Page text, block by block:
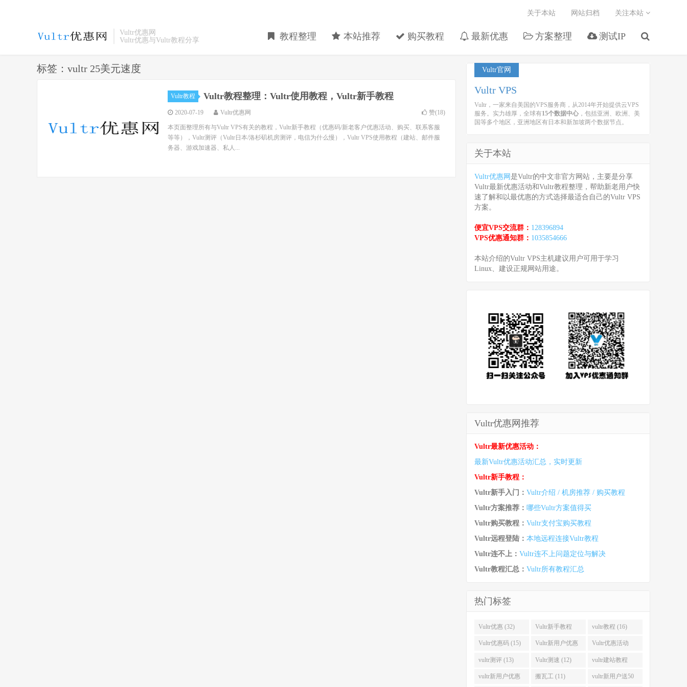
Vultr优惠网
Vultr优惠与Vultr教程分享
教程整理 本站推荐 购买教程 最新优惠 方案整理 测试IP
关于本站 网站归档 关注本站
标签：vultr 25美元速度
Vultr教程 Vultr教程整理：Vultr使用教程，Vultr新手教程
2020-07-19 Vultr优惠网 赞(18)
本页面整理所有与Vultr VPS有关的教程，Vultr新手教程（优惠码/新老客户优惠活动、购买、联系客服
等等），Vultr测评（Vultr日本/洛杉矶机房测评，电信为什么慢），Vultr VPS使用教程（建站、邮件服
务器、游戏加速器、私人...
Vultr官网
Vultr VPS
Vultr，一家来自美国的VPS服务商，从2014年开始提供云VPS
服务。实力雄厚，全球有15个数据中心 ，包括亚洲、欧洲、美
国等多个地区，亚洲地区有日本和新加坡两个数据节点。
关于本站
Vultr优惠网 是Vultr的中文非官方网站，主要是分享
Vultr最新优惠活动和Vultr教程整理，帮助新老用户快
速了解和以最优惠的方式选择最适合自己的Vultr VPS
方案。
便宜VPS交流群： 128396894
VPS优惠通知群： 1035854666
本站介绍的Vultr VPS主机建议用户可用于学习
Linux、建设正规网站用途。
Vultr优惠网推荐
Vultr最新优惠活动：
最新Vultr优惠活动汇总，实时更新
Vultr新手教程：
Vultr新手入门： Vultr介绍 / 机房推荐 / 购买教程
Vultr方案推荐： 哪些Vultr方案值得买
Vultr购买教程： Vultr支付宝购买教程
Vultr远程登陆： 本地远程连接Vultr教程
Vultr连不上： Vultr连不上问题定位与解决
Vultr教程汇总： Vultr所有教程汇总
热门标签
Vultr优惠 (32) Vultr新手教程
(16)
vultr教程 (16)
Vultr优惠码 (15) Vultr新用户优惠
(14)
Vultr优惠活动
(13)
vultr测评 (13) Vultr测速 (12) vultr建站教程
(12)
vultr新用户优惠 搬瓦工 (11) vultr新用户送50